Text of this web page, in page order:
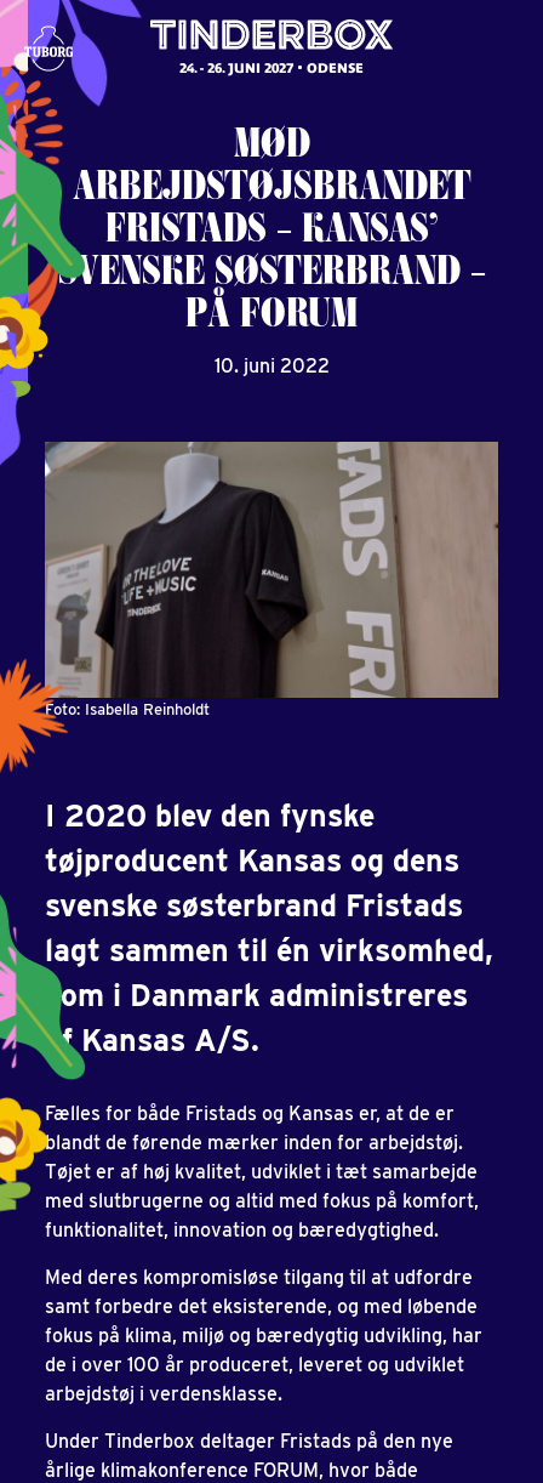
24. - 26. JUNI 2027 ODENSE
MØD
ARBEJDSTØJSBRANDET
FRISTADS – KANSAS’
SVENSKE SØSTERBRAND –
PÅFORUM
10. juni 2022
Foto: Isabella Reinholdt
I 2020 blev den fynske
tøjproducent Kansas og dens
svenske søsterbrand Fristads
lagt sammen til én virksomhed,
som i Danmark administreres
af Kansas A/S.
Fælles for både Fristads og Kansas er, at de er
blandt de førende mærker inden for arbejdstøj.
Tøjet er af høj kvalitet, udviklet i tæt samarbejde
med slutbrugerne og altid med fokus på komfort,
funktionalitet, innovation og bæredygtighed.
Med deres kompromisløse tilgang til at udfordre
samt forbedre det eksisterende, og med løbende
fokus på klima, miljø og bæredygtig udvikling, har
de i over 100 år produceret, leveret og udviklet
arbejdstøj i verdensklasse.
Under Tinderbox deltager Fristads på den nye
årlige klimakonference FORUM, hvor både